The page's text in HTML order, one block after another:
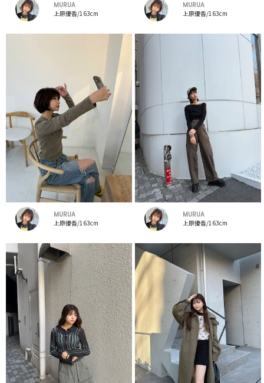
MURUA
上原優香/163cm
MURUA
上原優香/163cm
MURUA
上原優香/163cm
MURUA
上原優香/163cm